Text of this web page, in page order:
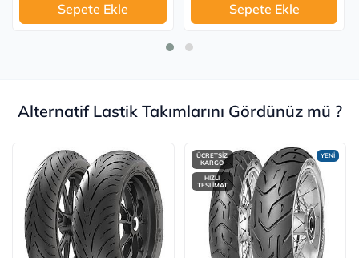
Sepete Ekle Sepete Ekle
Alternatif Lastik Takımlarını Gördünüz mü ?
YENİ
ÜCRETSİZ
KARGO
HIZLI
TESLİMAT